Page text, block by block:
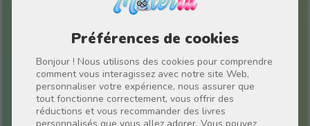
Préférences de cookies
Bonjour ! Nous utilisons des cookies pour comprendre
comment vous interagissez avec notre site Web,
personnaliser votre expérience, nous assurer que
tout fonctionne correctement, vous offrir des
réductions et vous recommander des livres
personnalisés que vous allez adorer. Vous pouvez